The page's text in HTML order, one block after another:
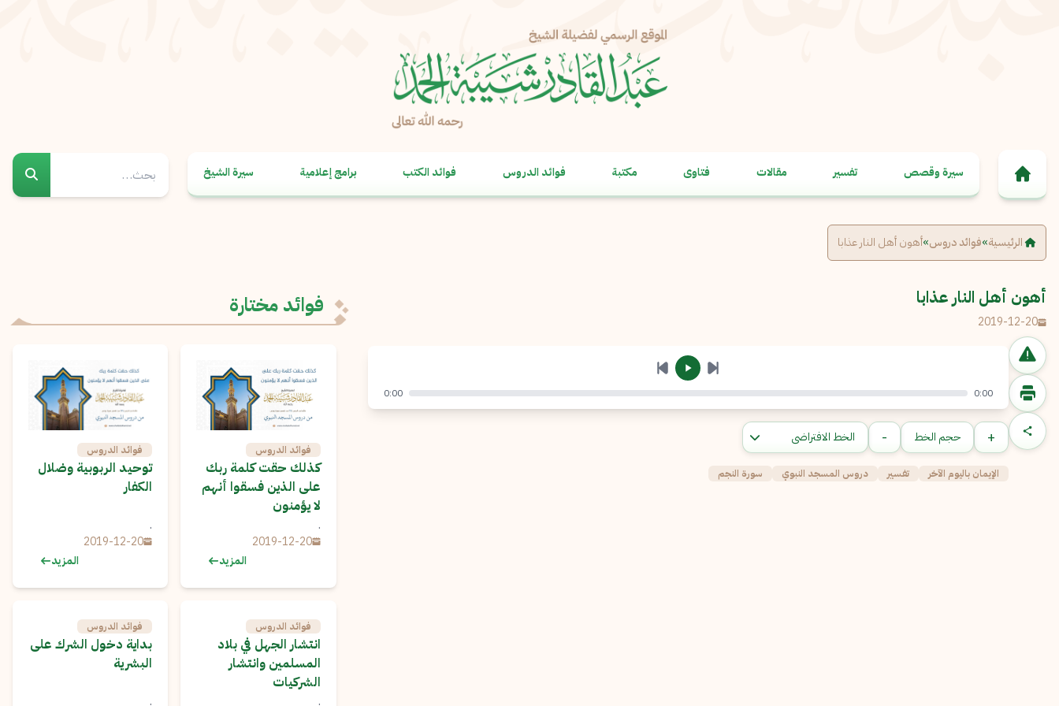
سيرة وقصص تفسير مقالات فتاوى مكتبة فوائد الدروس فوائد الكتب برامج إعلامية سيرة الشيخ
الرئيسية»فوائد دروس»أهون أهل النار عذابا
أهون أهل النار عذابا
2019-12-20
الإبلاغ عن مشكلة
البريد الإلكتروني*
إرسال
نسخ
0:00
0:00
+ حجم الخط -
الإيمان باليوم الآخر تفسير دروس المسجد النبوي سورة النجم
فوائد مختارة
فوائد الدروس
كذلك حقت كلمة ربك
على الذين فسقوا أنهم
لا يؤمنون
.
2019-12-20
المزيد
فوائد الدروس
توحيد الربوبية وضلال
الكفار
.
2019-12-20
المزيد
فوائد الدروس
انتشار الجهل في بلاد
المسلمين وانتشار
الشركيات
.
فوائد الدروس
بداية دخول الشرك على
البشرية
.